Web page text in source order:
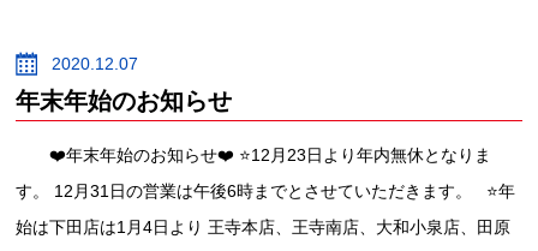
2020.12.07
年末年始のお知らせ
❤️年末年始のお知らせ❤️ ⭐️12月23日より年内無休となりま
す。 12月31日の営業は午後6時までとさせていただきます。 ⭐️年
始は下田店は1月4日より 王寺本店、王寺南店、大和小泉店、田原